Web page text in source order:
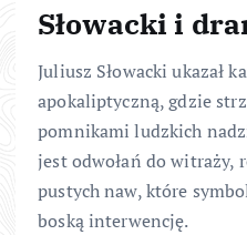
Słowacki i
Juliusz Słowacki ukazał
apokaliptyczną, gdzie
pomnikami ludzkich
jest odwołań do witraży,
pustych naw, które
boską interwencję.